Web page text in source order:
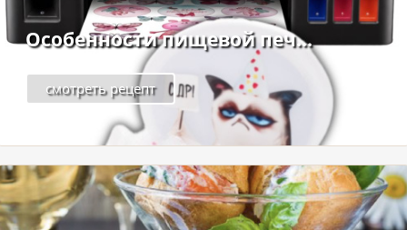
Особенности пищевой печ...
смотреть рецепт